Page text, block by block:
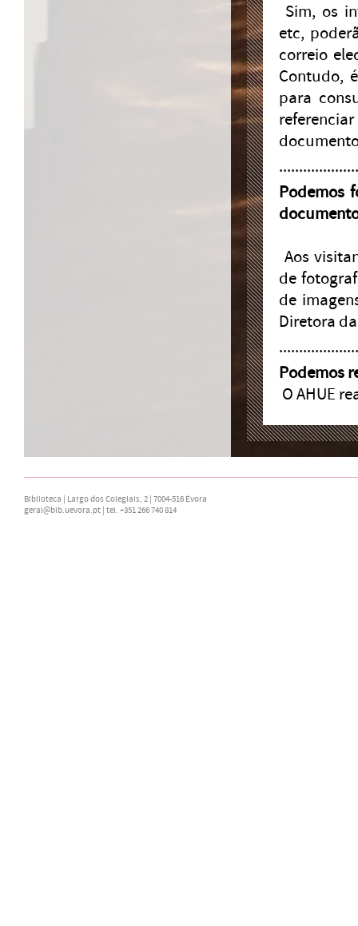
Sim, os
etc,
correio
Contudo,
para
Podemos
Aos
de
de
Diretora
Podemos
O AHUE
Biblioteca | Largo dos Colegiais, 2 | 7004-516 Évora
geral@bib.uevora.pt | tel. +351 266 740 814